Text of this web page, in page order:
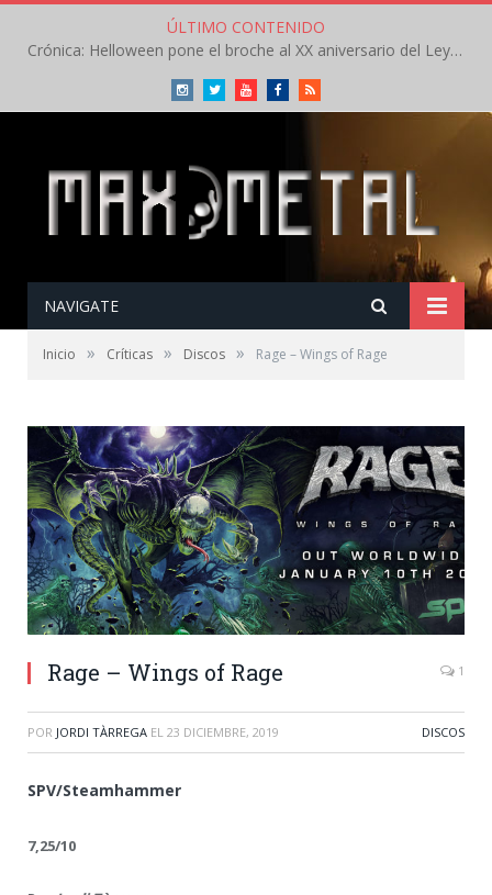
ÚLTIMO CONTENIDO
Crónica: Helloween pone el broche al XX aniversario del Leyendas del Rock – Sábado – Agosto 2026
InstagramTwitterYoutubeFacebookRSS
NAVIGATE
Inicio » Críticas » Discos » Rage – Wings of Rage
Rage – Wings of Rage 1
POR JORDI TÀRREGA EL 23 DICIEMBRE, 2019 DISCOS
SPV/Steamhammer
7,25/10